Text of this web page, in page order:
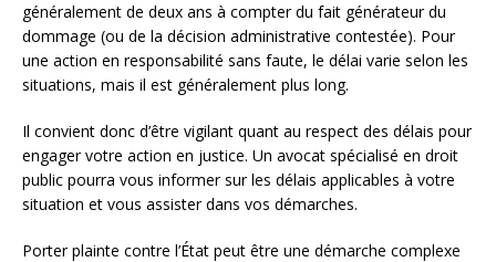
généralement de deux ans à compter du fait générateur du
dommage (ou de la décision administrative contestée). Pour
une action en responsabilité sans faute, le délai varie selon les
situations, mais il est généralement plus long.
Il convient donc d’être vigilant quant au respect des délais pour
engager votre action en justice. Un avocat spécialisé en droit
public pourra vous informer sur les délais applicables à votre
situation et vous assister dans vos démarches.
Porter plainte contre l’État peut être une démarche complexe